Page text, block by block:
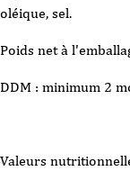
oléique, sel.
Poids net à
DDM : minimum 2
Valeurs